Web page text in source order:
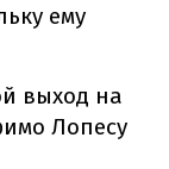
ему
выход на
Лопесу